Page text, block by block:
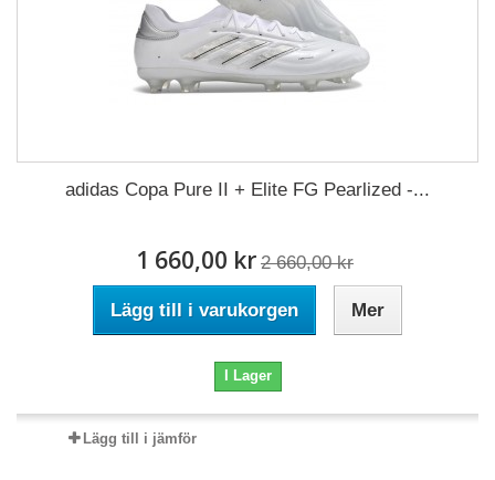
adidas Copa Pure II + Elite FG Pearlized -...
1 660,00 kr 2 660,00 kr
Lägg till i varukorgen Mer
I Lager
Lägg till i jämför